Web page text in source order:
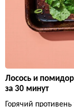
Лосось и
за 30 минут
Горячий